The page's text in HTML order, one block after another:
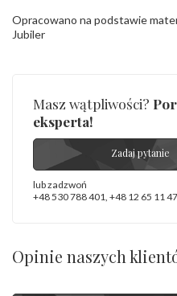
Opracowano na podstawie
Jubiler
Masz wątpliwości?
eksperta!
Zadaj pytanie
lub zadzwoń
+48 530 788 401, +48 12 65 11
Opinie naszych